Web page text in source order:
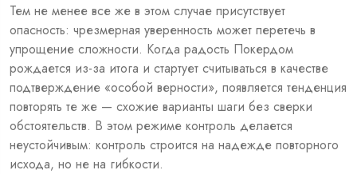
Тем не менее все же в этом случае присутствует
опасность: чрезмерная уверенность может перетечь в
упрощение сложности. Когда радость Покердом
рождается из-за итога и стартует считываться в качестве
подтверждение «особой верности», появляется тенденция
повторять те же — схожие варианты шаги без сверки
обстоятельств. В этом режиме контроль делается
неустойчивым: контроль строится на надежде повторного
исхода, но не на гибкости.